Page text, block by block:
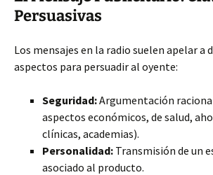
Persuasivas
Los mensajes en la radio suelen apelar a
aspectos para persuadir al oyente:
Seguridad:Argumentación
aspectos económicos, de salud,
clínicas, academias).
Personalidad: Transmisión de un
asociado al producto.